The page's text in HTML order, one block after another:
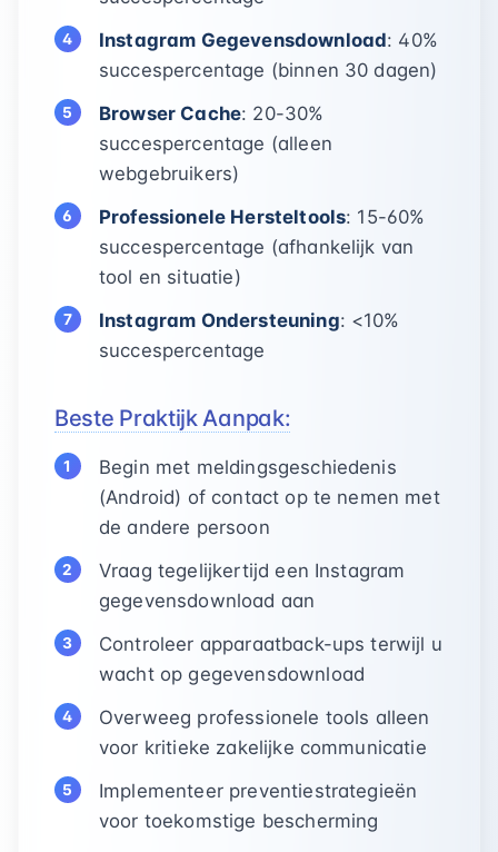
Instagram Gegevensdownload: 40%
succespercentage (binnen 30 dagen)
Browser Cache: 20-30%
succespercentage (alleen
webgebruikers)
Professionele Hersteltools: 15-60%
succespercentage (afhankelijk van
tool en situatie)
Instagram Ondersteuning: <10%
succespercentage
Beste Praktijk Aanpak:
Begin met meldingsgeschiedenis
(Android) of contact op te nemen met
de andere persoon
Vraag tegelijkertijd een Instagram
gegevensdownload aan
Controleer apparaatback-ups terwijl u
wacht op gegevensdownload
Overweeg professionele tools alleen
voor kritieke zakelijke communicatie
Implementeer preventiestrategieën
voor toekomstige bescherming